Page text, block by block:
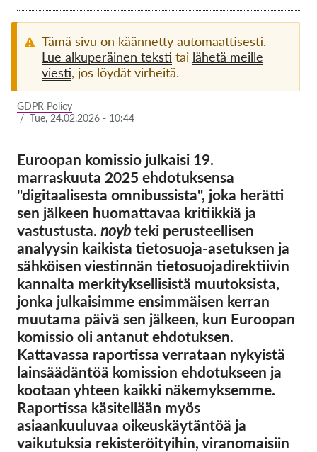
Lahjoitukset
Sponsorointi
Meistä
Tiimi
Vuosikertomukset
Usein kysyttyä
Rekry
Edustajakanne
OnionShare
Media
Yhteystiedot
GDPRhub
Tämä sivu on käännetty automaattisesti.
Lue alkuperäinen teksti tai lähetä meille
viesti, jos löydät virheitä.
GDPR Policy
/ Tue, 24.02.2026 - 10:44
Euroopan komissio julkaisi 19.
marraskuuta 2025 ehdotuksensa
"digitaalisesta omnibussista", joka herätti
sen jälkeen huomattavaa kritiikkiä ja
vastustusta. noybteki perusteellisen
analyysin kaikista tietosuoja-asetuksen ja
sähköisen viestinnän tietosuojadirektiivin
kannalta merkityksellisistä muutoksista,
jonka julkaisimme ensimmäisen kerran
muutama päivä sen jälkeen, kun Euroopan
komissio oli antanut ehdotuksen.
Kattavassa raportissa verrataan nykyistä
lainsäädäntöä komission ehdotukseen ja
kootaan yhteen kaikki näkemyksemme.
Raportissa käsitellään myös
asiaankuuluvaa oikeuskäytäntöä ja
vaikutuksia rekisteröityihin, viranomaisiin